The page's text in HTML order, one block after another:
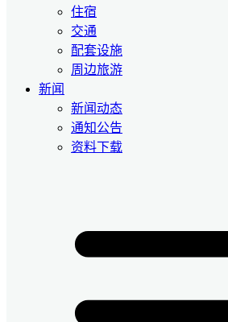
住宿
交通
配套设施
周边旅游
新闻
新闻动态
通知公告
资料下载